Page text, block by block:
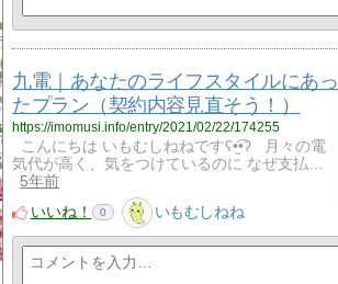
九電｜あなたのライフスタイルにあっ
たプラン（契約内容見直そう！）
https://imomusi.info/entry/2021/02/22/174255
こんにちは いもむしねねですʕ•̫͡•ʔ 月々の電
気代が高く、気をつけているのに なぜ支払…
5年前
いいね！
0 いもむしねね